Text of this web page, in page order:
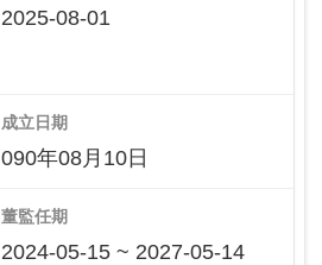
2025-08-01
成立日期
090年08月10日
董監任期
2024-05-15 ~ 2027-05-14